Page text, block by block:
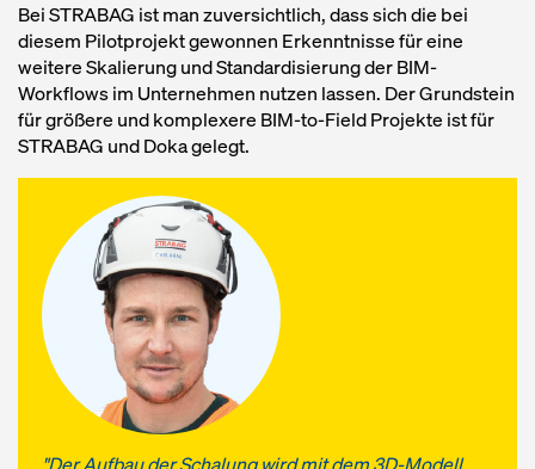
Bei STRABAG ist man zuversichtlich, dass sich die bei
diesem Pilotprojekt gewonnen Erkenntnisse für eine
weitere Skalierung und Standardisierung der BIM-
Workflows im Unternehmen nutzen lassen. Der Grundstein
für größere und komplexere BIM-to-Field Projekte ist für
STRABAG und Doka gelegt.